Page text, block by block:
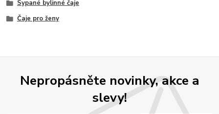
Sypané bylinné čaje
Čaje pro ženy
Nepropásněte novinky, akce a
slevy!